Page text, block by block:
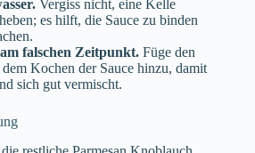
Vergiss nicht, eine Kelle
es hilft, die Sauce zu binden
falschen Zeitpunkt. Füge den
dem Kochen der Sauce hinzu, damit
sich gut vermischt.